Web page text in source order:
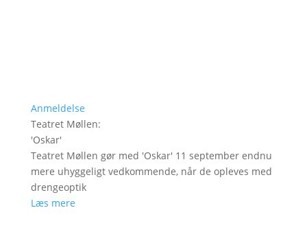
Anmeldelse
Teatret Møllen:
'Oskar'
Teatret Møllen gør med 'Oskar' 11 september endnu
mere uhyggeligt vedkommende, når de opleves med
drengeoptik
Læs mere